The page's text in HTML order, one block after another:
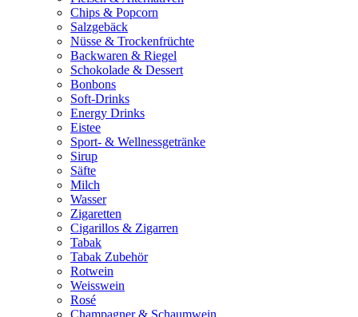
Chips & Popcorn
Salzgebäck
Nüsse & Trockenfrüchte
Backwaren & Riegel
Schokolade & Dessert
Bonbons
Soft-Drinks
Energy Drinks
Eistee
Sport- & Wellnessgetränke
Sirup
Säfte
Milch
Wasser
Zigaretten
Cigarillos & Zigarren
Tabak
Tabak Zubehör
Rotwein
Weisswein
Rosé
Champagner & Schaumwein